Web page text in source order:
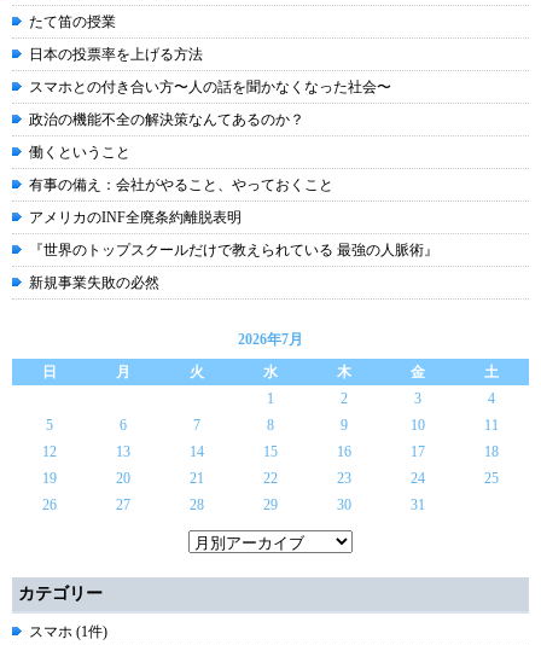
たて笛の授業
日本の投票率を上げる方法
スマホとの付き合い方〜人の話を聞かなくなった社会〜
政治の機能不全の解決策なんてあるのか？
働くということ
有事の備え：会社がやること、やっておくこと
アメリカのINF全廃条約離脱表明
『世界のトップスクールだけで教えられている 最強の人脈術』
新規事業失敗の必然
2026年7月
日
月 火 水 木 金
土
1
2 3
4
5
6 7 8 9 10
11
12
13 14 15 16 17
18
19
20 21 22 23 24
25
26
27 28 29 30 31
カテゴリー
スマホ (1件)